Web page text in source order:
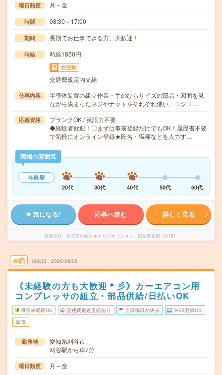
曜日頻度 月～金
時間 08:30～17:00
期間 長期でお仕事できる方、大歓迎！
時給 時給1850円
交通費
交通費規定内支給
仕事内容
半導体装置の組立作業・手のひらサイズの部品・図面を見
ながら決まったネジやナットをそれぞれ使い、コツコ…
応募資格
ブランクOK / 英語力不要
◆経験者歓迎！〇まずは事前登録だけでもOK！履歴書不要
で気軽にオンライン登録★氏名・職種などを入力す…
職場の雰囲気
年齢層
20代
30代 40代 50代 60代
気になる! 応募へ進む 詳しく見る
派遣会社 株式会社綜合キャリアオプション 製造事業部（全国）
未読 掲載日 2026/08/06
《未経験の方も大歓迎＊彡》カーエアコン用
コンプレッサの組立・部品供給/日払いOK
職種未経験OK 交通費別途支給あり 土日祝日が休み WEB登録OK
派遣
勤務地
愛知県刈谷市
刈谷駅から車7分
曜日頻度 月～金